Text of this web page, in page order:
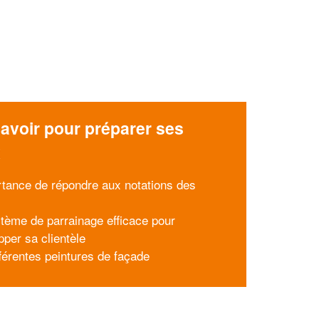
pour préparer ses
de répondre aux notations des
de parrainage efficace pour
sa clientèle
peintures de façade